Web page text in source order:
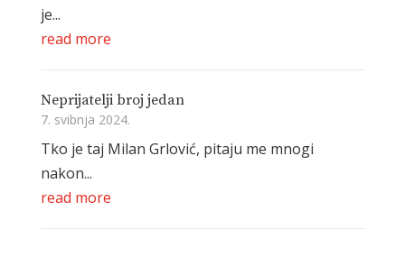
je...
read more
Neprijatelji broj jedan
7. svibnja 2024.
Tko je taj Milan Grlović, pitaju me mnogi
nakon...
read more